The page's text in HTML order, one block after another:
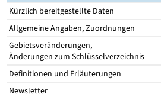
Kürzlich bereitgestellte Daten
Allgemeine Angaben, Zuordnungen
Gebietsveränderungen,
Änderungen zum Schlüsselverzeichnis
Definitionen und Erläuterungen
Newsletter